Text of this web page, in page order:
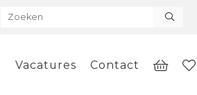
Vacatures Contact